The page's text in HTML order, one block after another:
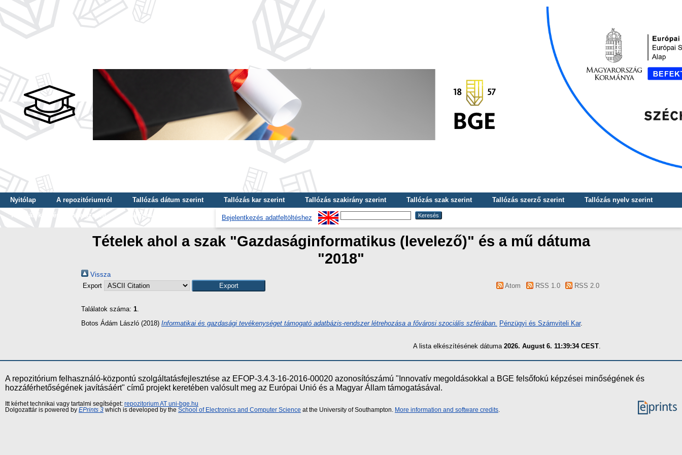
Nyitólap A repozitóriumról Tallózás dátum szerint Tallózás kar szerint Tallózás szakirány szerint Tallózás szak szerint Tallózás szerző szerint
Tallózás nyelv szerint
Tallózás képzés szintje szerint
Tallózás kulcsszó szerint Bejelentkezés adatfeltöltéshez
Tételek ahol a szak "Gazdaságinformatikus (levelező)" és a mű dátuma
"2018"
Vissza
Export
Atom RSS 1.0 RSS 2.0
Találatok száma: 1.
Botos Ádám László (2018) Informatikai és gazdasági tevékenységet támogató adatbázis-rendszer létrehozása a fővárosi szociális szférában. Pénzügyi és Számviteli Kar.
A lista elkészítésének dátuma 2026. August 6. 11:39:34 CEST
A repozitórium felhasználó-központú szolgáltatásfejlesztése az EFOP-3.4.3-16-2016-00020 azonosítószámú "Innovatív megoldásokkal a BGE felsőfokú képzései minőségének és
hozzáférhetőségének javításáért" című projekt keretében valósult meg az Európai Unió és a Magyar Állam támogatásával.
Itt kérhet technikai vagy tartalmi segítséget: repozitorium AT uni-bge.hu
Dolgozattár is powered by EPrints 3 which is developed by the School of Electronics and Computer Science at the University of Southampton. More information and software credits